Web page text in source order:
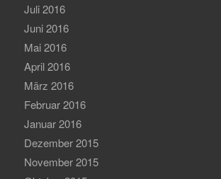
Juli 2016
Juni 2016
Mai 2016
April 2016
März 2016
Februar 2016
Januar 2016
Dezember 2015
November 2015